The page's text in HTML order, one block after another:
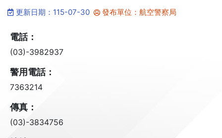
更新日期：115-07-30 發布單位：航空警察局
電話：
(03)-3982937
警用電話：
7363214
傳真：
(03)-3834756